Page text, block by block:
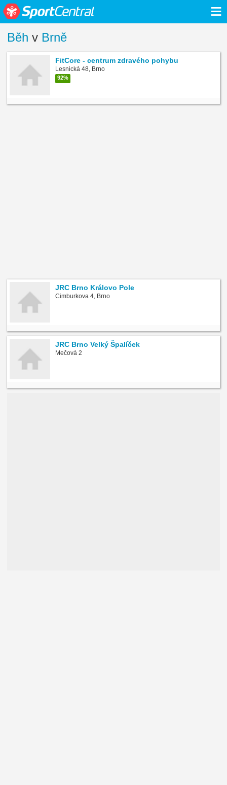
≡
Běh v Brně
FitCore - centrum zdravého pohybu
Lesnická 48, Brno
92%
JRC Brno Královo Pole
Cimburkova 4, Brno
JRC Brno Velký Špalíček
Mečová 2